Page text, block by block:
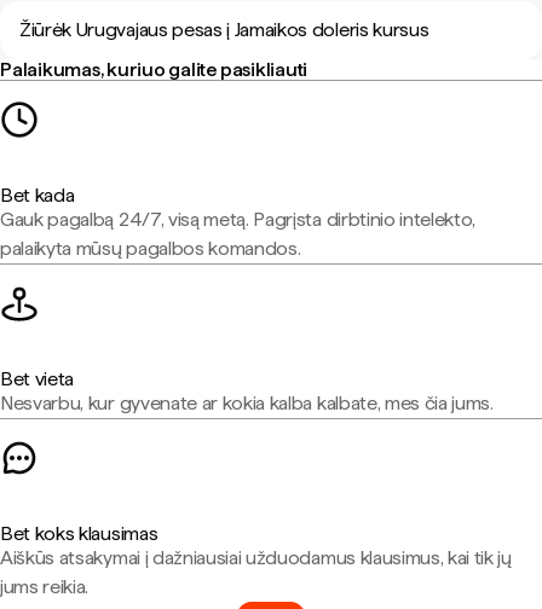
Žiūrėk Urugvajaus pesas į Jamaikos doleris kursus
Palaikumas, kuriuo galite pasikliauti
Bet kada
Gauk pagalbą 24/7, visą metą. Pagrįsta dirbtinio intelekto,
palaikyta mūsų pagalbos komandos.
Bet vieta
Nesvarbu, kur gyvenate ar kokia kalba kalbate, mes čia jums.
Bet koks klausimas
Aiškūs atsakymai į dažniausiai užduodamus klausimus, kai tik jų
jums reikia.